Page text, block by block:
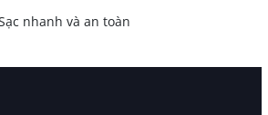
nhanh và an toàn